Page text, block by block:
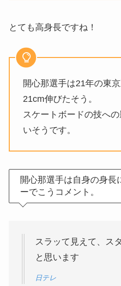
とても高身長ですね！
開心那選手は21年の東
21cm伸びたそう。
スケートボードの技へ
いそうです。
開心那選手は自身の身長
ーでこうコメント。
スラッて見えて、ス
と思います
日テレ